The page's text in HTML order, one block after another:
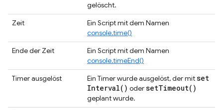
gelöscht.
Zeit
Ein Script mit dem Namen
console.time()
Ende der Zeit
Ein Script mit dem Namen
console.timeEnd()
Timer ausgelöst
Ein Timer wurde ausgelöst, der mitset
Interval( ) odersetTimeout( )
geplant wurde.